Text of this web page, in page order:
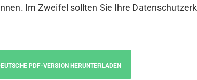
Im Zweifel sollten Sie Ihre
PDF-VERSION HERUNTERLADEN